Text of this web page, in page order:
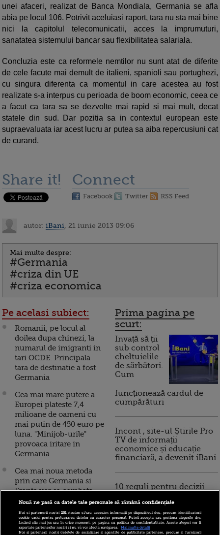
unei afaceri, realizat de Banca Mondiala, Germania se afla
abia pe locul 106. Potrivit aceluiasi raport, tara nu sta mai bine
nici la capitolul telecomunicatii, acces la imprumuturi,
sanatatea sistemului bancar sau flexibilitatea salariala.
Concluzia este ca reformele nemtilor nu sunt atat de diferite
de cele facute mai demult de italieni, spanioli sau portughezi,
cu singura diferenta ca momentul in care acestea au fost
realizate s-a interpus cu perioada de boom economic, ceea ce
a facut ca tara sa se dezvolte mai rapid si mai mult, decat
statele din sud. Dar pozitia sa in contextul european este
supraevaluata iar acest lucru ar putea sa aiba repercusiuni cat
de curand.
Share it! Connect
Facebook Twitter RSS Feed
autor: iBani , 21 iunie 2013 09:06
Mai multe despre:
#Germania
#criza din UE
#criza economica
Pe acelasi subiect:
Romanii, pe locul al
doilea dupa chinezi, la
numarul de imigranti in
tari OCDE. Principala
tara de destinatie a fost
Germania
Cea mai mare putere a
Europei plateste 7,4
milioane de oameni cu
mai putin de 450 euro pe
luna. "Minijob-urile"
provoaca iritare in
Germania
Cea mai noua metoda
prin care Germania si
Franta vor sa combata
somajul in zona euro
Industria berii din
Germania, la un pas de
Prima pagina pe
scurt:
Invață să ții
sub control
cheltuielile
de sărbători.
Cum
funcționează cardul de
cumpărături
Incont , site-ul Știrile Pro
TV de informații
economice și educație
financiară, a devenit iBani
10 reguli pentru decizii
Nouă ne pasă ca datele tale personale să rămână confidențiale
Noi și partenerii noștri201stocăm și/sau accesăm informații pe dispozitivul dvs., precum identificatorii
cookie unici pentru prelucrarea datelor cu caracter personal. Puteți accepta sau gestiona alegerile dvs.
făcând clic mai jos sau în orice moment, pe pagina cu politica de confidențialitate. Aceste alegeri vor fi
raportate partenerilor noștri și nu vă vor afecta navigarea.
Mai multe detalii
Noi si partenerii nostri (retelele de socializare si agentiile de publicitate partenere, precum si furnizorii